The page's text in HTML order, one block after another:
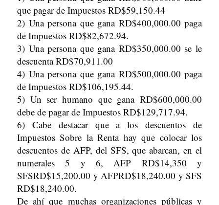
que pagar de Impuestos RD$59,150.44
2) Una persona que gana RD$400,000.00 paga
de Impuestos RD$82,672.94.
3) Una persona que gana RD$350,000.00 se le
descuenta RD$70,911.00
4) Una persona que gana RD$500,000.00 paga
de Impuestos RD$106,195.44.
5) Un ser humano que gana RD$600,000.00
debe de pagar de Impuestos RD$129,717.94.
6) Cabe destacar que a los descuentos de
Impuestos Sobre la Renta hay que colocar los
descuentos de AFP, del SFS, que abarcan, en el
numerales 5 y 6, AFP RD$14,350 y
SFSRD$15,200.00 y AFPRD$18,240.00 y SFS
RD$18,240.00.
De ahí que muchas organizaciones públicas y